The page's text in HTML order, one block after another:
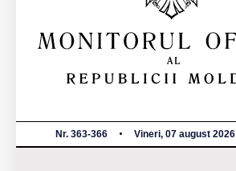
Nr. 363-366 Vineri, 07 august 2026